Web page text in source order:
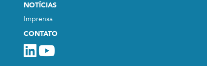
NOTÍCIAS
Imprensa
CONTATO